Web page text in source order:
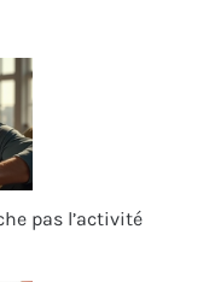
pas l’activité